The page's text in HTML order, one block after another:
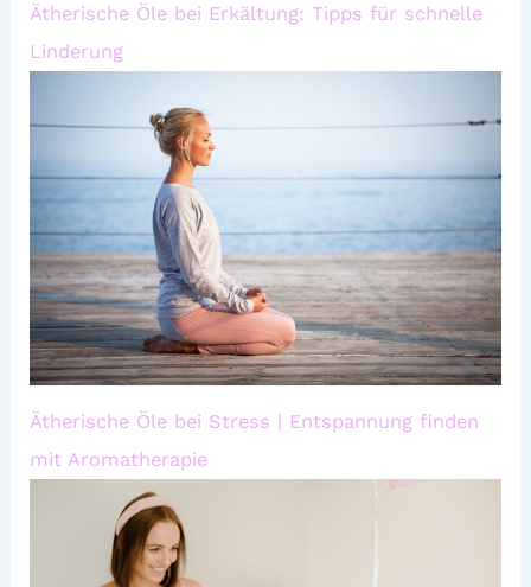
Ätherische Öle bei Erkältung: Tipps für schnelle
Linderung
Ätherische Öle bei Stress | Entspannung finden
mit Aromatherapie